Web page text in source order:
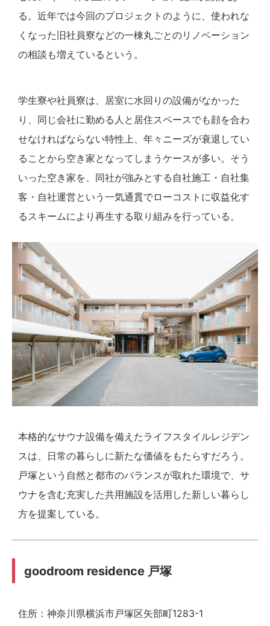
る。近年では今回のプロジェクトのように、使われな
くなった旧社員寮などの一棟丸ごとのリノベーション
の相談も増えているという。
学生寮や社員寮は、居室に水回りの設備がなかった
り、同じ会社に勤める人と居住スペースでも顔を合わ
せなければならない特性上、年々ニーズが衰退してい
ることから空き家となってしまうケースが多い。そう
いった空き家を、同社が強みとする自社施工・自社集
客・自社運営という一気通貫でローコストに収益化す
るスキームにより再生する取り組みを行っている。
本格的なサウナ設備を備えたライフスタイルレジデン
スは、日常の暮らしに新たな価値をもたらすだろう。
戸塚という自然と都市のバランスが取れた環境で、サ
ウナを含む充実した共用施設を活用した新しい暮らし
方を提案している。
goodroom residence 戸塚
住所：神奈川県横浜市戸塚区矢部町1283-1